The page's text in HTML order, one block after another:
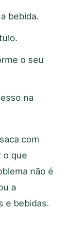
bebida.
o seu
na
com
o que
não é
a
e bebidas.